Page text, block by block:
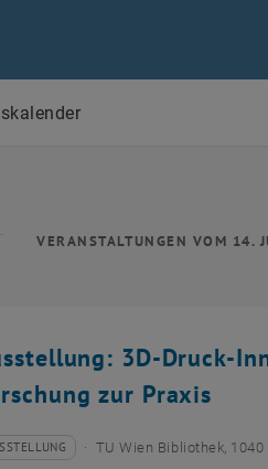
VERANSTALTUNGEN VOM 14.
3D-Druck-
zur Praxis
2026
TU Wien Bibliothek,